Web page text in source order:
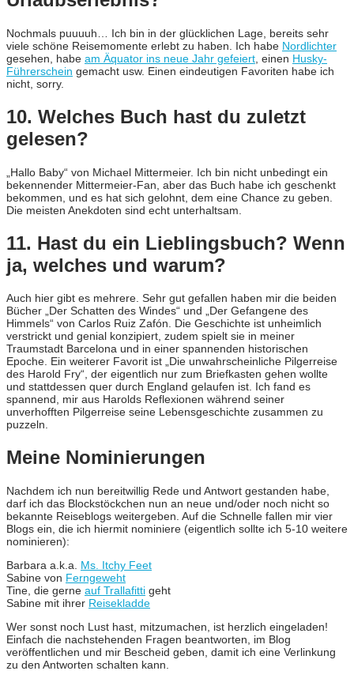
Nochmals puuuuh… Ich bin in der glücklichen Lage, bereits sehr
viele schöne Reisemomente erlebt zu haben. Ich habe Nordlichter
gesehen, habe am Äquator ins neue Jahr gefeiert , einen Husky-
Führerschein gemacht usw. Einen eindeutigen Favoriten habe ich
nicht, sorry.
10. Welches Buch hast du zuletzt
gelesen?
„Hallo Baby“ von Michael Mittermeier. Ich bin nicht unbedingt ein
bekennender Mittermeier-Fan, aber das Buch habe ich geschenkt
bekommen, und es hat sich gelohnt, dem eine Chance zu geben.
Die meisten Anekdoten sind echt unterhaltsam.
11. Hast du ein Lieblingsbuch? Wenn
ja, welches und warum?
Auch hier gibt es mehrere. Sehr gut gefallen haben mir die beiden
Bücher „Der Schatten des Windes“ und „Der Gefangene des
Himmels“ von Carlos Ruiz Zafón. Die Geschichte ist unheimlich
verstrickt und genial konzipiert, zudem spielt sie in meiner
Traumstadt Barcelona und in einer spannenden historischen
Epoche. Ein weiterer Favorit ist „Die unwahrscheinliche Pilgerreise
des Harold Fry“, der eigentlich nur zum Briefkasten gehen wollte
und stattdessen quer durch England gelaufen ist. Ich fand es
spannend, mir aus Harolds Reflexionen während seiner
unverhofften Pilgerreise seine Lebensgeschichte zusammen zu
puzzeln.
Meine Nominierungen
Nachdem ich nun bereitwillig Rede und Antwort gestanden habe,
darf ich das Blockstöckchen nun an neue und/oder noch nicht so
bekannte Reiseblogs weitergeben. Auf die Schnelle fallen mir vier
Blogs ein, die ich hiermit nominiere (eigentlich sollte ich 5-10 weitere
nominieren):
Barbara a.k.a. Ms. Itchy Feet
Sabine von Ferngeweht
Tine, die gerne auf Trallafitti geht
Sabine mit ihrer Reisekladde
Wer sonst noch Lust hast, mitzumachen, ist herzlich eingeladen!
Einfach die nachstehenden Fragen beantworten, im Blog
veröffentlichen und mir Bescheid geben, damit ich eine Verlinkung
zu den Antworten schalten kann.